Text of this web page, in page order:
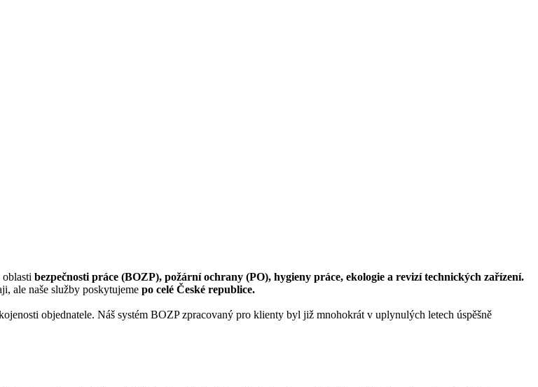
bezpečnosti práce (BOZP), požární ochrany (PO), hygieny práce, ekologie a revizí technických zařízení.
ale naše služby poskytujeme po celé České republice.
objednatele. Náš systém BOZP zpracovaný pro klienty byl již mnohokrát v uplynulých letech úspěšně